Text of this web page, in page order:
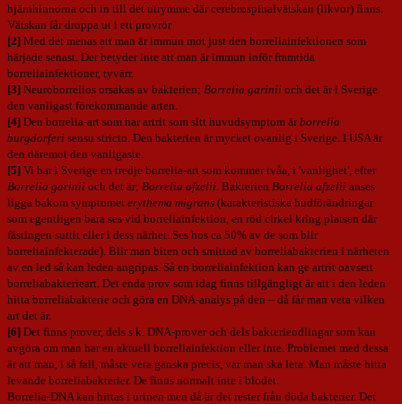
hjärnhinnorna och in till det utrymme där cerebrospinalvätskan (likvor) finns.
Vätskan får droppa ut i ett provrör
[2] Med det menas att man är immun mot just den borreliainfektionen som
härjade senast. Det betyder inte att man är immun inför framtida
borreliainfektioner, tyvärr.
[3] Neuroborrelios orsakas av bakterien; Borrelia garinii och det är i Sverige
den vanligast förekommande arten.
[4] Den borrelia-art som har artrit som sitt huvudsymptom ärborrelia
burgdorferi sensu stricto. Den bakterien är mycket ovanlig i Sverige. I USA är
den däremot den vanligaste.
[5] Vi har i Sverige en tredje borrelia-art som kommer tvåa, i 'vanlighet', efter
Borrelia garinii och det är; Borrelia afzelii . Bakterien Borrelia afzelii anses
ligga bakom symptomet erythema migrans (karakteristiska hudförändringar
som egentligen bara ses vid borreliainfektion, en röd cirkel kring platsen där
fästingen suttit eller i dess närhet. Ses hos ca 50% av de som blir
borreliainfekterade). Blir man biten och smittad av borreliabakterien i närheten
av en led så kan leden angripas. Så en borreliainfektion kan ge artrit oavsett
borreliabakterieart. Det enda prov som idag finns tillgängligt är att i den leden
hitta borreliabakterie och göra en DNA-analys på den – då får man veta vilken
art det är.
[6] Det finns prover, dels s.k. DNA-prover och dels bakterieodlingar som kan
avgöra om man har en aktuell borreliainfektion eller inte. Problemet med dessa
är att man, i så fall, måste veta ganska precis, var man ska leta. Man måste hitta
levande borreliabakterier. De finns normalt inte i blodet.
Borrelia-DNA kan hittas i urinen men då är det rester från döda bakterier. Det